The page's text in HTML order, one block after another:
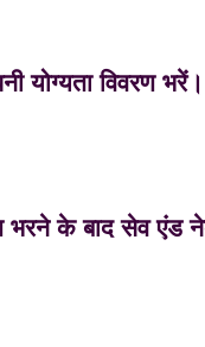
योग्यता विवरण भरें।
भरने के बाद सेव एंड